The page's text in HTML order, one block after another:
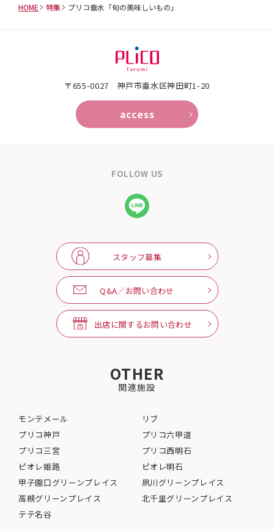
HOME 特集 プリコ垂水「旬の美味しいもの」
〒655-0027 神戸市垂水区神田町1-20
access
FOLLOW US
スタッフ募集
Q&A／お問い合わせ
出店に関するお問い合わせ
OTHER
関連施設
モンテメール
リブ
プリコ神戸
プリコ六甲道
プリコ三宮
プリコ西明石
ピオレ姫路
ピオレ明石
甲子園口グリーンプレイス
夙川グリーンプレイス
高槻グリーンプレイス
北千里グリーンプレイス
テテ名谷